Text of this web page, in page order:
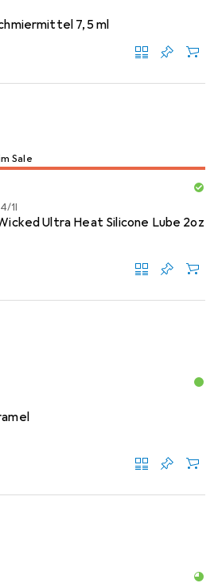
7,5 ml
Sale
/1l
Ultra Heat Silicone Lube 2oz